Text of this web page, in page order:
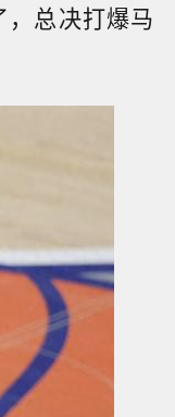
总决打爆马